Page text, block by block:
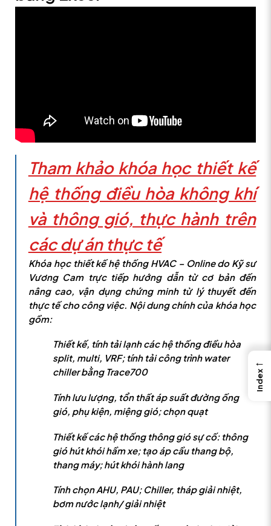
Tham khảo khóa học thiết kế
hệ thống điều hòa không khí
và thông gió, thực hành trên
các dự án thực tế
Khóa học thiết kế hệ thống HVAC – Online do Kỹ sư
Vương Cam trực tiếp hướng dẫn từ cơ bản đến
nâng cao, vận dụng chứng minh từ lý thuyết đến
thực tế cho công việc. Nội dung chính của khóa học
gồm:
Thiết kế, tính tải lạnh các hệ thống điều hòa
split, multi, VRF; tính tải công trình water
chiller bằng Trace700
Tính lưu lượng, tổn thất áp suất đường ống
gió, phụ kiện, miệng gió; chọn quạt
Thiết kế các hệ thống thông gió sự cố: thông
gió hút khói hầm xe; tạo áp cầu thang bộ,
thang máy; hút khói hành lang
Tính chọn AHU, PAU; Chiller, tháp giải nhiệt,
bơm nước lạnh/ giải nhiệt
←
Index